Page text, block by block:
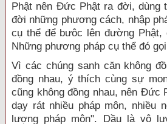
Phật nên Đức Phật ra đời, dùng
đời những phương cách, nhập
cụ thể để bưôc lên đường Phật,
Những phương pháp cụ thể đó
Vì các chúng sanh căn không
đồng nhau, ý thích cùng sự
cũng không đồng nhau, nên Đức
dạy rát nhiều pháp môn, nhiều
lượng pháp môn". Dầu là vô